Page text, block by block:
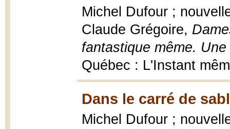
Michel Dufour ;
Claude Grégoire,
fantastique même.
Québec : L'Instant
Dans le carré de
Michel Dufour ;